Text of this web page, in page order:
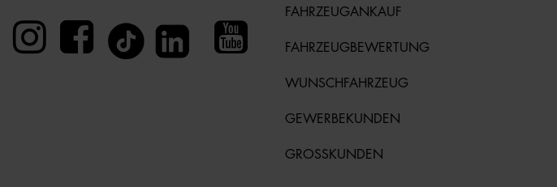
FAHRZEUGANKAUF
FAHRZEUGBEWERTUNG
WUNSCHFAHRZEUG
GEWERBEKUNDEN
GROSSKUNDEN